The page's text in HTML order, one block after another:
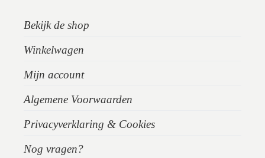
Bekijk de shop
Winkelwagen
Mijn account
Algemene Voorwaarden
Privacyverklaring & Cookies
Nog vragen?